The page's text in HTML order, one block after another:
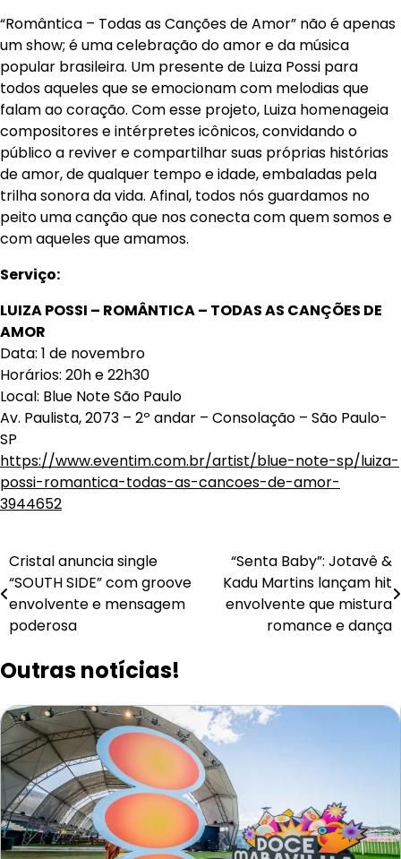
“Romântica – Todas as Canções de Amor” não é apenas
um show; é uma celebração do amor e da música
popular brasileira. Um presente de Luiza Possi para
todos aqueles que se emocionam com melodias que
falam ao coração. Com esse projeto, Luiza homenageia
compositores e intérpretes icônicos, convidando o
público a reviver e compartilhar suas próprias histórias
de amor, de qualquer tempo e idade, embaladas pela
trilha sonora da vida. Afinal, todos nós guardamos no
peito uma canção que nos conecta com quem somos e
com aqueles que amamos.
Serviço:
LUIZA POSSI – ROMÂNTICA – TODAS AS CANÇÕES DE
AMOR
Data: 1 de novembro
Horários: 20h e 22h30
Local: Blue Note São Paulo
Av. Paulista, 2073 – 2º andar – Consolação – São Paulo-
SP
https://www.eventim.com.br/artist/blue-note-sp/luiza-
possi-romantica-todas-as-cancoes-de-amor-
3944652
Navegação
de
Post
Cristal anuncia single
“SOUTH SIDE” com groove
envolvente e mensagem
poderosa
“Senta Baby”: Jotavê &
Kadu Martins lançam hit
envolvente que mistura
romance e dança
Outras notícias!